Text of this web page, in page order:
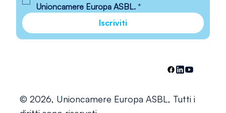
© 2026, Unioncamere Europa ASBL, Tutti i
Unioncamere Europa ASBL. *
Iscriviti